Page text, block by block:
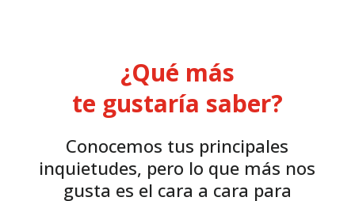
¿Qué más
te gustaría saber?
Conocemos tus principales
inquietudes, pero lo que más nos
gusta es el cara a cara para